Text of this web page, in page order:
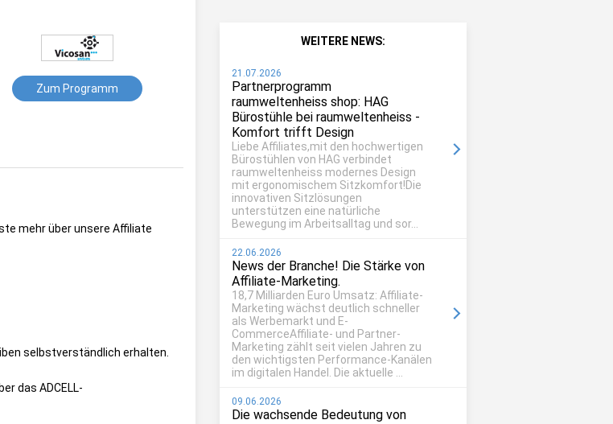
Zum Programm
mehr über unsere Affiliate
selbstverständlich erhalten.
das ADCELL-
WEITERE NEWS:
21.07.2026
Partnerprogramm
raumweltenheiss shop: HAG
Bürostühle bei raumweltenheiss -
Komfort trifft Design
Liebe Affiliates,mit den hochwertigen
Bürostühlen von HAG verbindet
raumweltenheiss modernes Design
mit ergonomischem Sitzkomfort!Die
innovativen Sitzlösungen
unterstützen eine natürliche
Bewegung im Arbeitsalltag und sor...
22.06.2026
News der Branche! Die Stärke von
Affiliate-Marketing.
18,7 Milliarden Euro Umsatz: Affiliate-
Marketing wächst deutlich schneller
als Werbemarkt und E-
CommerceAffiliate- und Partner-
Marketing zählt seit vielen Jahren zu
den wichtigsten Performance-Kanälen
im digitalen Handel. Die aktuelle ...
09.06.2026
Die wachsende Bedeutung von